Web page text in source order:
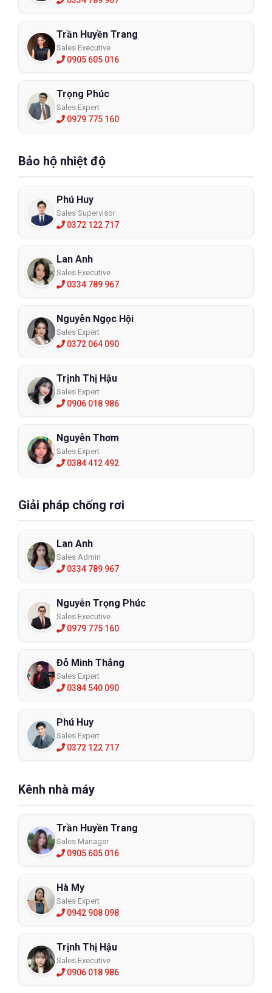
Trần Huyền Trang
Sales Executive
0905 605 016
Trọng Phúc
Sales Expert
0979 775 160
Bảo hộ nhiệt độ
Phú Huy
Sales Supervisor
0372 122 717
Lan Anh
Sales Executive
0334 789 967
Nguyễn Ngọc Hội
Sales Expert
0372 064 090
Trịnh Thị Hậu
Sales Expert
0906 018 986
Nguyễn Thơm
Sales Expert
0384 412 492
Giải pháp chống rơi
Lan Anh
Sales Admin
0334 789 967
Nguyễn Trọng Phúc
Sales Executive
0979 775 160
Đỗ Minh Thắng
Sales Expert
0384 540 090
Phú Huy
Sales Expert
0372 122 717
Kênh nhà máy
Trần Huyền Trang
Sales Manager
0905 605 016
Hà My
Sales Expert
0942 908 098
Trịnh Thị Hậu
Sales Executive
0906 018 986